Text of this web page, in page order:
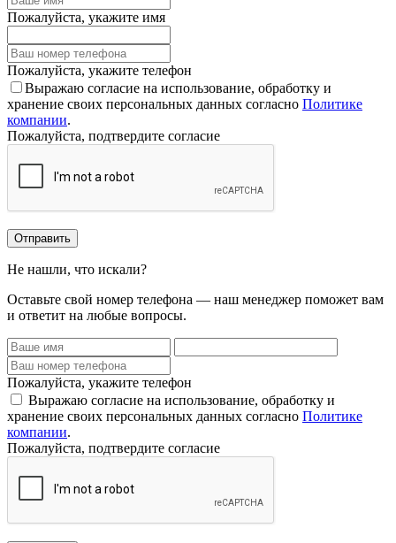
Пожалуйста, укажите имя
Пожалуйста, укажите телефон
Выражаю согласие на использование, обработку и
хранение своих персональных данных согласно Политике
компании.
Пожалуйста, подтвердите согласие
Отправить
Не нашли, что искали?
Оставьте свой номер телефона — наш менеджер поможет вам
и ответит на любые вопросы.
Пожалуйста, укажите телефон
Выражаю согласие на использование, обработку и
хранение своих персональных данных согласно Политике
компании.
Пожалуйста, подтвердите согласие